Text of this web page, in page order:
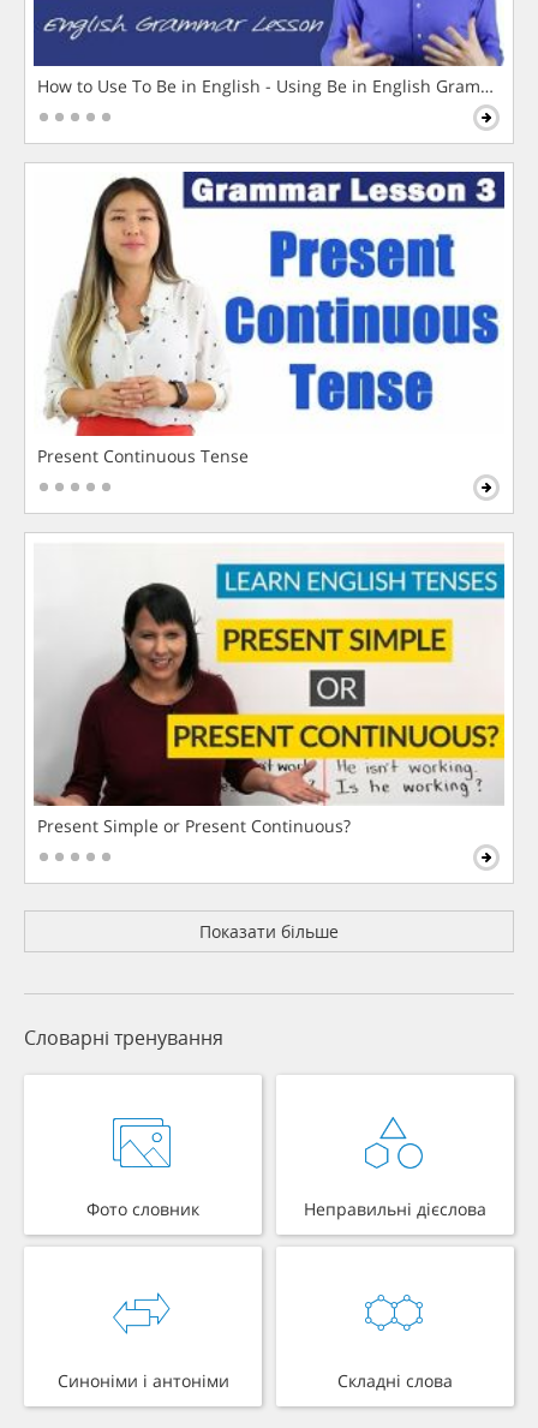
How to Use To Be in English - Using Be in English Grammar
Present Continuous Tense
Present Simple or Present Continuous?
Показати більше
Словарні тренування
Фото словник Неправильні дієслова
Синоніми і антоніми Складні слова